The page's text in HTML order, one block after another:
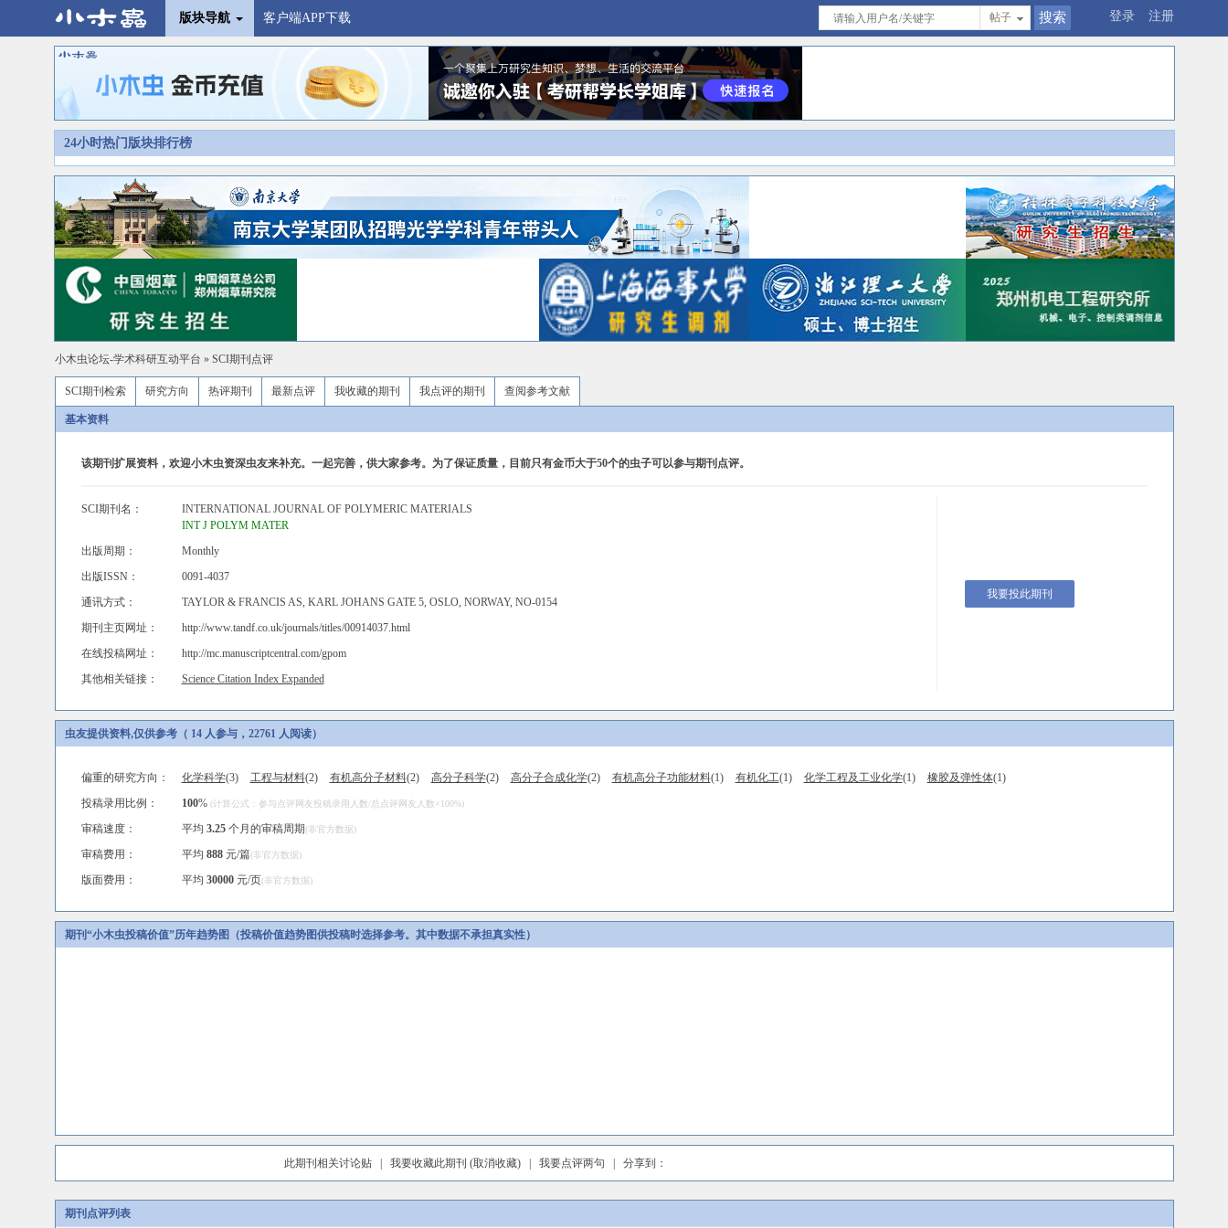
版块导航 客户端APP下载 登录 注册
帖子
24小时热门版块排行榜
小木虫论坛-学术科研互动平台 » SCI期刊点评
SCI期刊检索 研究方向 热评期刊 最新点评 我收藏的期刊 我点评的期刊 查阅参考文献
基本资料
该期刊扩展资料，欢迎小木虫资深虫友来补充。一起完善，供大家参考。为了保证质量，目前只有金币大于50个的虫子可以参与期刊点评。
SCI期刊名：
INTERNATIONAL JOURNAL OF POLYMERIC MATERIALS
INT J POLYM MATER
我要投此期刊
出版周期：
Monthly
出版ISSN：
0091-4037
通讯方式：
TAYLOR & FRANCIS AS, KARL JOHANS GATE 5, OSLO, NORWAY, NO-0154
期刊主页网址：
http://www.tandf.co.uk/journals/titles/00914037.html
在线投稿网址：
http://mc.manuscriptcentral.com/gpom
其他相关链接：
Science Citation Index Expanded
虫友提供资料,仅供参考（ 14 人参与，22761 人阅读）
偏重的研究方向： 化学科学(3) 工程与材料(2) 有机高分子材料(2) 高分子科学(2) 高分子合成化学(2) 有机高分子功能材料(1) 有机化工(1) 化学工程及工业化学(1) 橡胶及弹性体(1)
投稿录用比例：
100% (计算公式：参与点评网友投稿录用人数/总点评网友人数×100%)
审稿速度： 平均 3.25个月的审稿周期(非官方数据)
审稿费用： 平均 888元/篇(非官方数据)
版面费用： 平均 30000元/页(非官方数据)
期刊“小木虫投稿价值”历年趋势图（投稿价值趋势图供投稿时选择参考。其中数据不承担真实性）
此期刊相关讨论贴| 我要收藏此期刊 (取消收藏)| 我要点评两句 | 分享到：
期刊点评列表